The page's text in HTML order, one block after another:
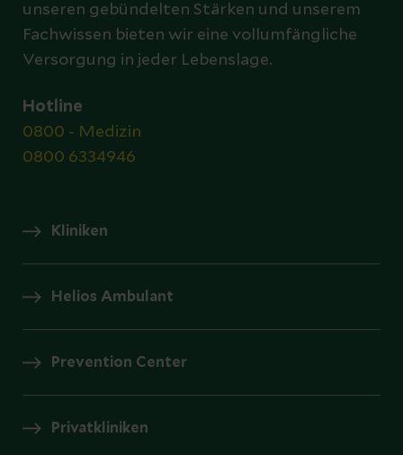
unseren gebündelten Stärken und unserem
Fachwissen bieten wir eine vollumfängliche
Versorgung in jeder Lebenslage.
Hotline
0800 - Medizin
0800 6334946
Kliniken
Helios Ambulant
Prevention Center
Privatkliniken